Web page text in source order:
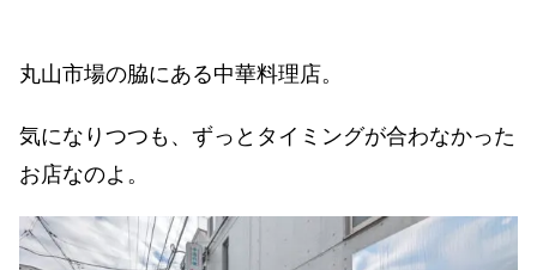
丸山市場の脇にある中華料理店。
気になりつつも、ずっとタイミングが合わなかった
お店なのよ。